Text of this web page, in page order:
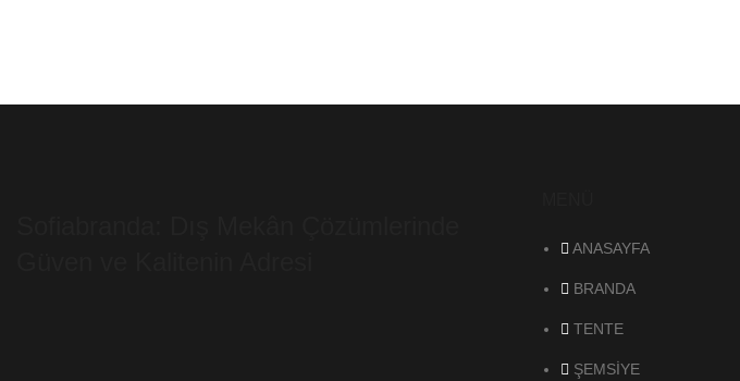
ANASAYFA
BRANDA
TENTE
ŞEMSİYE